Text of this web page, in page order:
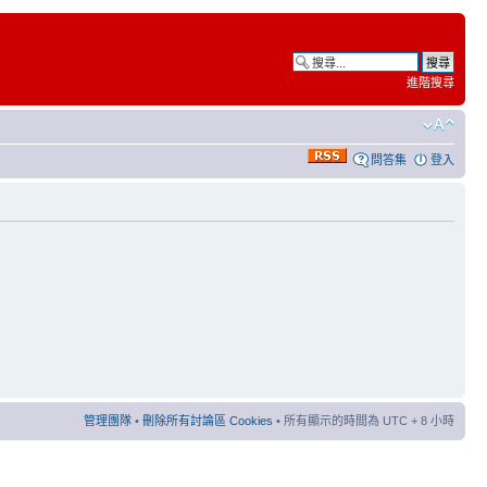
進階搜尋
問答集 登入
管理團隊 • 刪除所有討論區 Cookies • 所有顯示的時間為 UTC + 8 小時